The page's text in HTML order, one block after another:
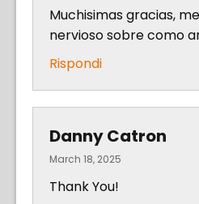
Muchisimas gracias,
nervioso sobre como
Rispondi
Danny Catron
March 18, 2025
Thank You!